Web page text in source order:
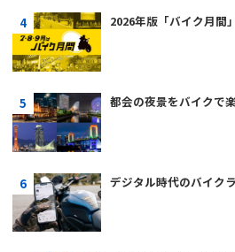
2026年版「バイク月間
都会の夜景をバイクで
デジタル時代のバイク